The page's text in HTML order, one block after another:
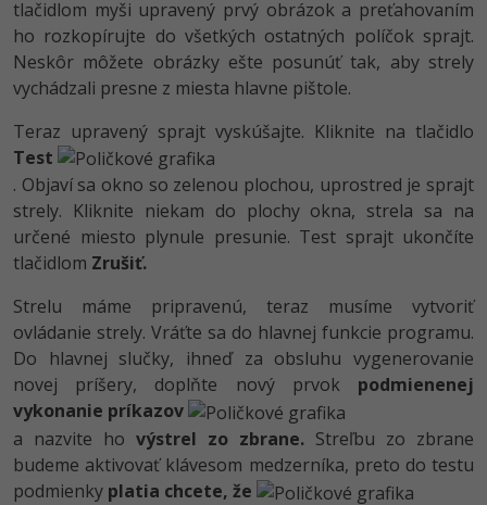
tlačidlom myši upravený prvý obrázok a preťahovaním
ho rozkopírujte do všetkých ostatných políčok sprajt.
Neskôr môžete obrázky ešte posunúť tak, aby strely
vychádzali presne z miesta hlavne pištole.
Teraz upravený sprajt vyskúšajte. Kliknite na tlačidlo
Test
. Objaví sa okno so zelenou plochou, uprostred je sprajt
strely. Kliknite niekam do plochy okna, strela sa na
určené miesto plynule presunie. Test sprajt ukončíte
tlačidlom Zrušiť.
Strelu máme pripravenú, teraz musíme vytvoriť
ovládanie strely. Vráťte sa do hlavnej funkcie programu.
Do hlavnej slučky, ihneď za obsluhu vygenerovanie
novej príšery, doplňte nový prvok podmienenej
vykonanie príkazov
a nazvite ho výstrel zo zbrane. Streľbu zo zbrane
budeme aktivovať klávesom medzerníka, preto do testu
podmienky platia chcete, že